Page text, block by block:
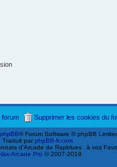
Supprimer les cookies du
forum
phpBB® Forum Software © phpBB
Traduit parphpBB-fr.com
d'Arcade de Rapblues
à vos
Arcade Pro © 2007-2019